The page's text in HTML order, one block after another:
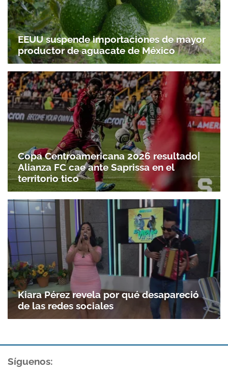
Gracias por suscribirte a nuestro boletín.
ACEPTAR
EEUU suspende importaciones de mayor
productor de aguacate de México
Copa Centroamericana 2026 resultado|
Alianza FC cae ante Saprissa en el
territorio tico
Kiara Pérez revela por qué desapareció
de las redes sociales
Síguenos: